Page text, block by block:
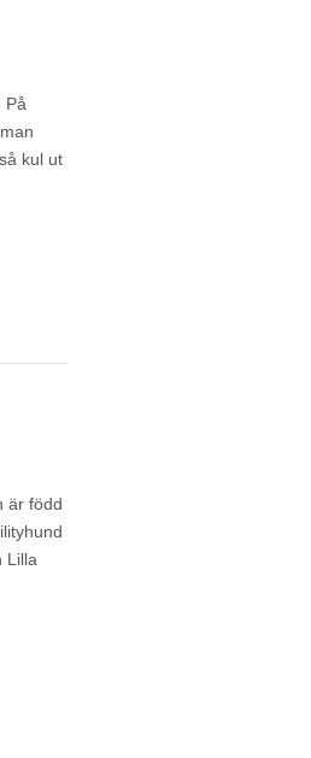
På
kul ut
är född
Lilla